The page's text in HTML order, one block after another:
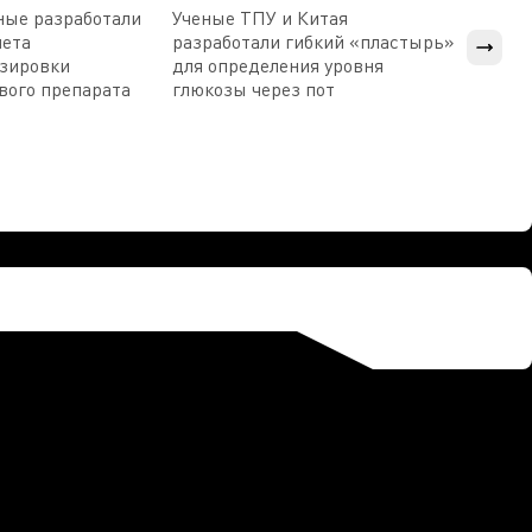
разработали
препарата
Ученые ТПУ и Китая
разработали гибкий «пластырь»
для определения уровня
глюкозы через пот